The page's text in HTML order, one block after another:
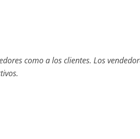
como a los clientes. Los